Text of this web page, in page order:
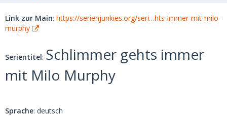
Link zur Main: https://serienjunkies.org/seri…hts-immer-mit-milo-
murphy
Serientitel: Schlimmer gehts immer
mit Milo Murphy
Sprache: deutsch